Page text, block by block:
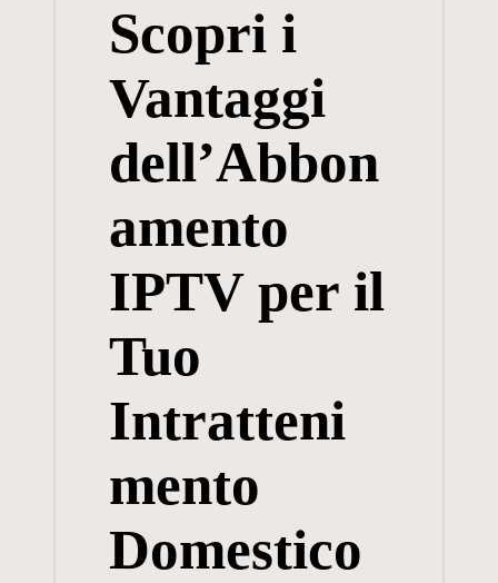
Scopri i
Vantaggi
dell’Abbon
amento
IPTV per il
Tuo
Intratteni
mento
Domestico